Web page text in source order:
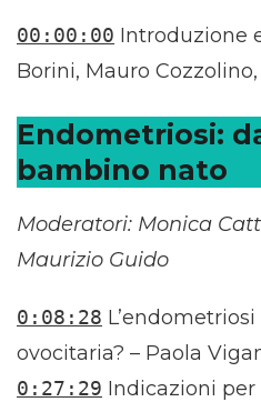
00:00:00 Introduzione
Borini, Mauro
Endometriosi:
bambino nato
Moderatori: Monica
Maurizio Guido
0:08:28
ovocitaria? – Paola
0:27:29 Indicazioni per